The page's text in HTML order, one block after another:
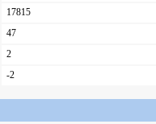
17815
47
2
-2